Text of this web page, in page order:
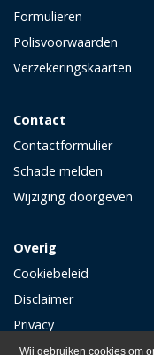
Wij gebruiken cookies om
Formulieren
Polisvoorwaarden
Verzekeringskaarten
Contact
Contactformulier
Schade melden
Wijziging doorgeven
Overig
Cookiebeleid
Disclaimer
Privacy